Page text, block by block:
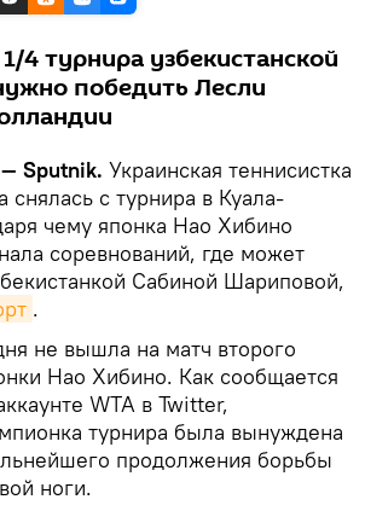
4 турнира узбекистанской
победить Лесли
Sputnik. Украинская теннисистка
снялась с турнира в Куала-
чему японка Нао Хибино
соревнований, где может
Сабиной Шариповой,
.
не вышла на матч второго
Нао Хибино. Как сообщается
WTA в Twitter,
турнира была вынуждена
продолжения борьбы
ноги.